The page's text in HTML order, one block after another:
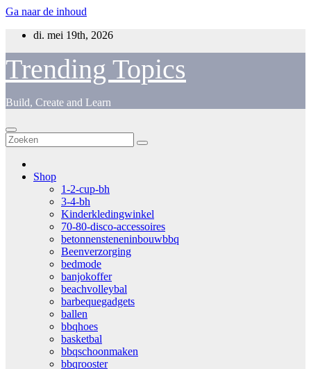
Ga naar de inhoud
di. mei 19th, 2026
Trending Topics
Build, Create and Learn
Shop
1-2-cup-bh
3-4-bh
Kinderkledingwinkel
70-80-disco-accessoires
betonnensteneninbouwbbq
Beenverzorging
bedmode
banjokoffer
beachvolleybal
barbequegadgets
ballen
bbqhoes
basketbal
bbqschoonmaken
bbqrooster